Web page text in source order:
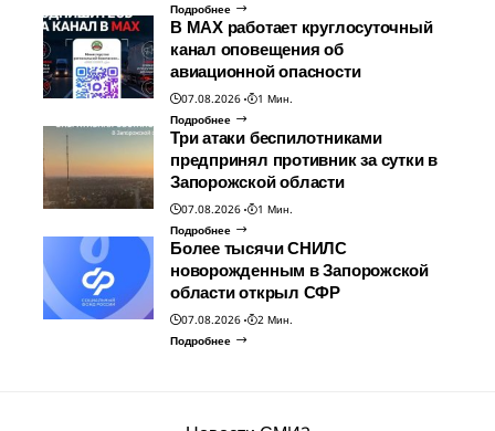
Подробнее
В МАХ работает круглосуточный
канал оповещения об
авиационной опасности
07.08.2026
1 Мин.
Подробнее
Три атаки беспилотниками
предпринял противник за сутки в
Запорожской области
07.08.2026
1 Мин.
Подробнее
Более тысячи СНИЛС
новорожденным в Запорожской
области открыл СФР
07.08.2026
2 Мин.
Подробнее